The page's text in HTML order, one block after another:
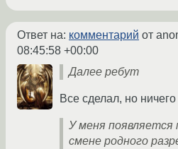
Ответ на: комментарий от
08:45:58 +00:00
Далее ребут
Все сделал, но
У меня появляется
смене родного